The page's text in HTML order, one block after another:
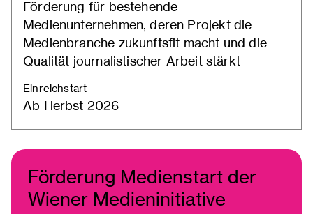
Förderung für bestehende
Medienunternehmen, deren Projekt die
Medienbranche zukunftsfit macht und die
Qualität journalistischer Arbeit stärkt
Einreichstart
Ab Herbst 2026
Förderung Medienstart der
Wiener Medieninitiative